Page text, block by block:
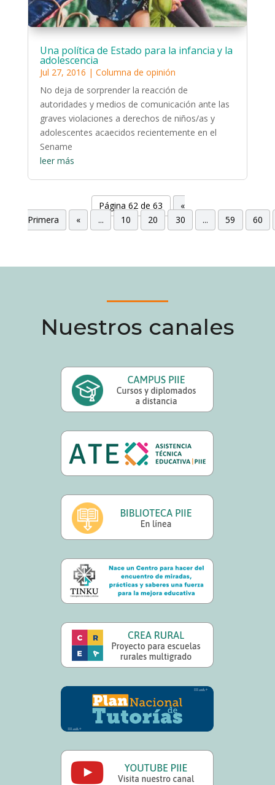
Una política de Estado para la infancia y la
adolescencia
Jul 27, 2016 | Columna de opinión
No deja de sorprender la reacción de
autoridades y medios de comunicación ante las
graves violaciones a derechos de niños/as y
adolescentes acaecidos recientemente en el
Sename
leer más
Página 62 de 63
«
Primera
« ... 10 20 30 ... 59 60
Nuestros canales